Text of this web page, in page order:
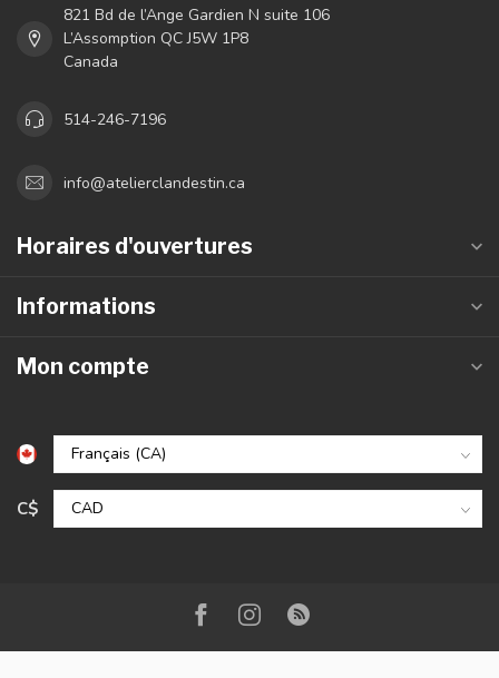
821 Bd de l’Ange Gardien N suite 106
L’Assomption QC J5W 1P8
Canada
514-246-7196
info@atelierclandestin.ca
Horaires d'ouvertures
Informations
Mon compte
C$